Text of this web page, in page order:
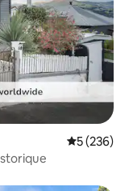
Note
5 (236)